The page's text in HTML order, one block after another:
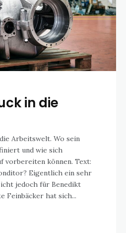
in die
Arbeitswelt. Wo sein
und wie sich
können. Text:
jedoch für Benedikt
Feinbäcker hat sich...